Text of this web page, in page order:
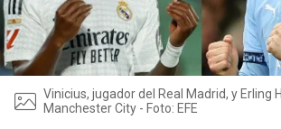
Vinicius, jugador del Real Madrid, y Erling
Manchester City - Foto: EFE